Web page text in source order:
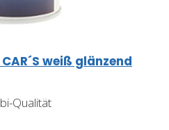
weiß glänzend
Qualität